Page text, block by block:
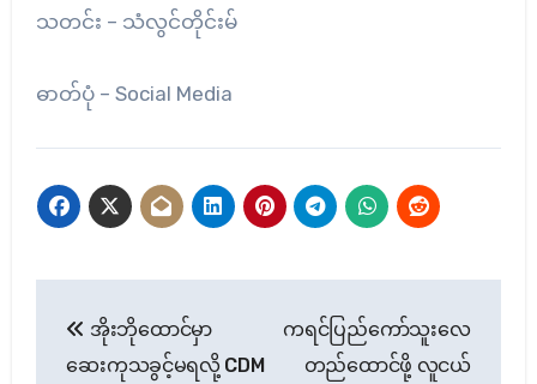
သတင်း – သံလွင်တိုင်းမ်
ဓာတ်ပုံ – Social Media
navigation
အိုးဘိုထောင်မှာ
ဆေးကုသခွင့်မရလို့ CDM
ကရင်ပြည်ကော်သူးလေ
တည်ထောင်ဖို့ လူငယ်